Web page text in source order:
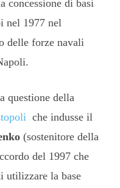
concessione di basi
nel 1977 nel
delle forze navali
questione della
che indusse il
(sostenitore della
del 1997 che
utilizzare la base